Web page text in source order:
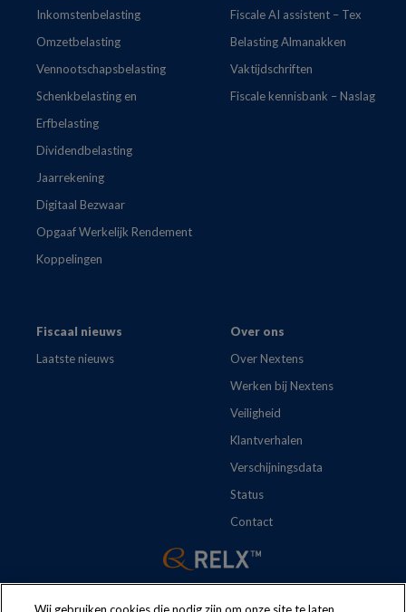
Inkomstenbelasting
Omzetbelasting
Vennootschapsbelasting
Schenkbelasting en
Erfbelasting
Dividendbelasting
Jaarrekening
Digitaal Bezwaar
Opgaaf Werkelijk Rendement
Koppelingen
Fiscale AI assistent – Tex
Belasting Almanakken
Vaktijdschriften
Fiscale kennisbank – Naslag
Fiscaal nieuws
Laatste nieuws
Over ons
Over Nextens
Werken bij Nextens
Veiligheid
Klantverhalen
Verschijningsdata
Status
Contact